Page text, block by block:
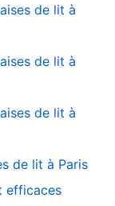
de lit à
de lit à
de lit à
de lit à Paris
efficaces